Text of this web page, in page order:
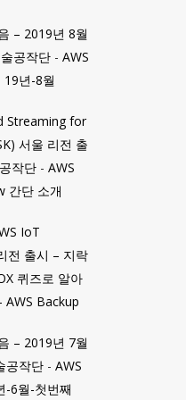
– 2019년 8월
공작단 - AWS
19년-8월
Streaming for
서울 리전 출
작단 - AWS
간단 소개
IoT
전 출시 – 지락
퀴즈로 알아
AWS Backup
– 2019년 7월
공작단 - AWS
-6월-첫번째